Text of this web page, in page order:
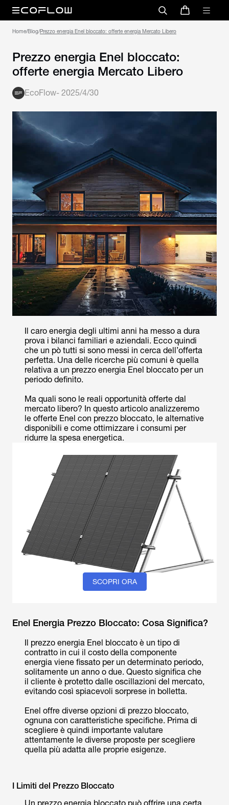
Home/Blog/Prezzo energia Enel bloccato: offerte energia Mercato Libero
Prezzo energia Enel bloccato:
offerte energia Mercato Libero
EcoFlow- 2025/4/30
Il caro energia degli ultimi anni ha messo a dura
prova i bilanci familiari e aziendali. Ecco quindi
che un pò tutti si sono messi in cerca dell’offerta
perfetta. Una delle ricerche più comuni è quella
relativa a un prezzo energia Enel bloccato per un
periodo definito.
Ma quali sono le reali opportunità offerte dal
mercato libero? In questo articolo analizzeremo
le offerte Enel con prezzo bloccato, le alternative
disponibili e come ottimizzare i consumi per
ridurre la spesa energetica.
SCOPRI ORA
Enel Energia Prezzo Bloccato: Cosa Significa?
Il prezzo energia Enel bloccato è un tipo di
contratto in cui il costo della componente
energia viene fissato per un determinato periodo,
solitamente un anno o due. Questo significa che
il cliente è protetto dalle oscillazioni del mercato,
evitando così spiacevoli sorprese in bolletta.
Enel offre diverse opzioni di prezzo bloccato,
ognuna con caratteristiche specifiche. Prima di
scegliere è quindi importante valutare
attentamente le diverse proposte per scegliere
quella più adatta alle proprie esigenze.
I Limiti del Prezzo Bloccato